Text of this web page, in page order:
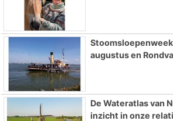
augustus en
De Wateratlas van
inzicht in onze